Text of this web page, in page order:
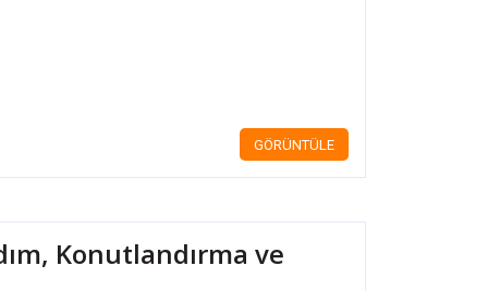
GÖRÜNTÜLE
Konutlandırma ve